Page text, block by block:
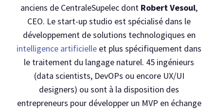
anciens de CentraleSupelec dont Robert Vesoul,
CEO. Le start-up studio est spécialisé dans le
développement de solutions technologiques en
intelligence artificielle et plus spécifiquement dans
le traitement du langage naturel. 45 ingénieurs
(data scientists, DevOPs ou encore UX/UI
designers) ou sont à la disposition des
entrepreneurs pour développer un MVP en échange